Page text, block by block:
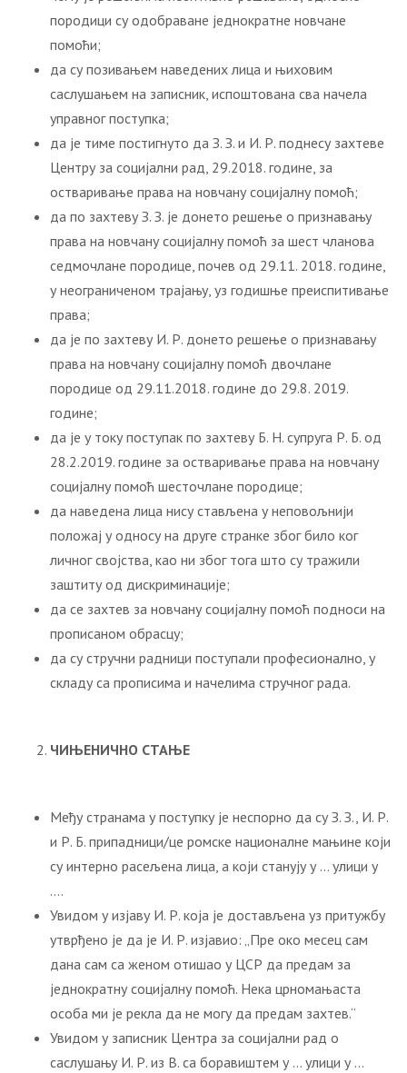
породици су одобраване једнократне новчане
помоћи;
да су позивањем наведених лица и њиховим
саслушањем на записник, испоштована сва начела
управног поступка;
да је тиме постигнуто да З. З. и И. Р. поднесу захтеве
Центру за социјални рад, 29.2018. године, за
остваривање права на новчану социјалну помоћ;
да по захтеву З. З. је донето решење о признавању
права на новчану социјалну помоћ за шест чланова
седмочлане породице, почев од 29.11. 2018. године,
у неограниченом трајању, уз годишње преиспитивање
права;
да је по захтеву И. Р. донето решење о признавању
права на новчану социјалну помоћ двочлане
породице од 29.11.2018. године до 29.8. 2019.
године;
да је у току поступак по захтеву Б. Н. супруга Р. Б. од
28.2.2019. године за остваривање права на новчану
социјалну помоћ шесточлане породице;
да наведена лица нису стављена у неповољнији
положај у односу на друге странке због било ког
личног својства, као ни због тога што су тражили
заштиту од дискриминације;
да се захтев за новчану социјалну помоћ подноси на
прописаном обрасцу;
да су стручни радници поступали професионално, у
складу са прописима и начелима стручног рада.
ЧИЊЕНИЧНО СТАЊЕ
Међу странама у поступку је неспорно да су З. З., И. Р.
и Р. Б. припадници/це ромске националне мањине који
су интерно расељена лица, а који станују у … улици у
….
Увидом у изјаву И. Р. која је достављена уз притужбу
утврђено је да је И. Р. изјавио: „Пре око месец сам
дана сам са женом отишао у ЦСР да предам за
једнократну социјалну помоћ. Нека црномањаста
особа ми је рекла да не могу да предам захтев.“
Увидом у записник Центра за социјални рад о
саслушању И. Р. из В. са боравиштем у … улици у …